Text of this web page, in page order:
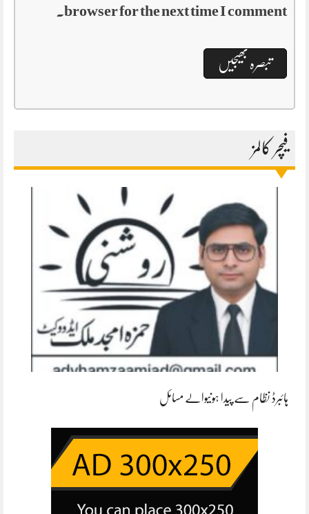
browser for the next time I comment.
فیچر کالمز
ہائبرڈ نظام سے پیدا ہونیوالے مسائل